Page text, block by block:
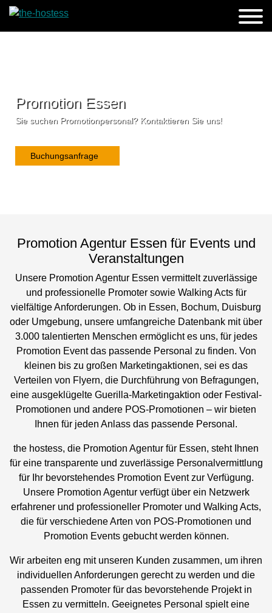
Promotion Essen
Sie suchen Promotionpersonal? Kontaktieren Sie uns!
Buchungsanfrage
Promotion Agentur Essen für Events und
Veranstaltungen
Unsere Promotion Agentur Essen vermittelt zuverlässige
und professionelle Promoter sowie Walking Acts für
vielfältige Anforderungen. Ob in Essen, Bochum, Duisburg
oder Umgebung, unsere umfangreiche Datenbank mit über
3.000 talentierten Menschen ermöglicht es uns, für jedes
Promotion Event das passende Personal zu finden. Von
kleinen bis zu großen Marketingaktionen, sei es das
Verteilen von Flyern, die Durchführung von Befragungen,
eine ausgeklügelte Guerilla-Marketingaktion oder Festival-
Promotionen und andere POS-Promotionen – wir bieten
Ihnen für jeden Anlass das passende Personal.
the hostess, die Promotion Agentur für Essen, steht Ihnen
für eine transparente und zuverlässige Personalvermittlung
für Ihr bevorstehendes Promotion Event zur Verfügung.
Unsere Promotion Agentur verfügt über ein Netzwerk
erfahrener und professioneller Promoter und Walking Acts,
die für verschiedene Arten von POS-Promotionen und
Promotion Events gebucht werden können.
Wir arbeiten eng mit unseren Kunden zusammen, um ihren
individuellen Anforderungen gerecht zu werden und die
passenden Promoter für das bevorstehende Projekt in
Essen zu vermitteln. Geeignetes Personal spielt eine